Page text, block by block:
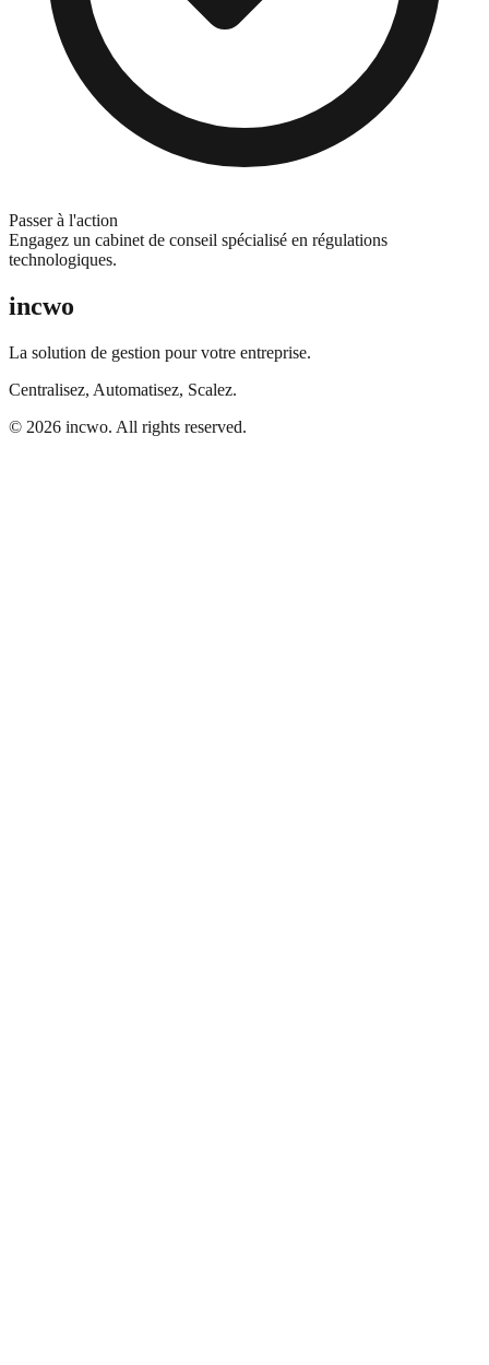
Passer à l'action
Engagez un cabinet de conseil spécialisé en régulations
technologiques.
incwo
La solution de gestion pour votre entreprise.
Centralisez, Automatisez, Scalez.
© 2026 incwo. All rights reserved.